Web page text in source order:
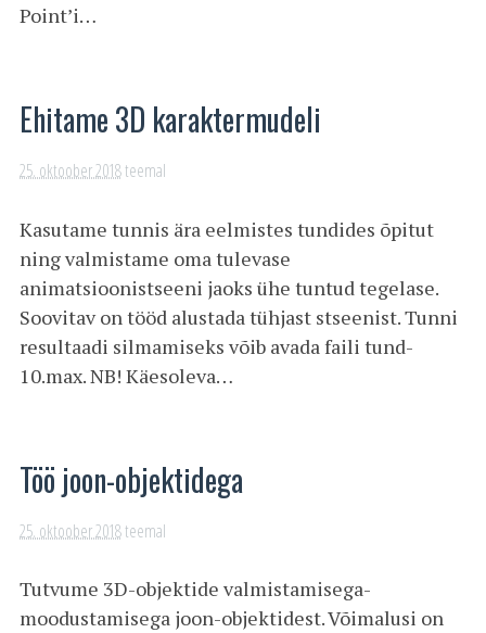
Point’i…
Ehitame 3D karaktermudeli
25. oktoober 2018teemal
Kasutame tunnis ära eelmistes tundides õpitut
ning valmistame oma tulevase
animatsioonistseeni jaoks ühe tuntud tegelase.
Soovitav on tööd alustada tühjast stseenist. Tunni
resultaadi silmamiseks võib avada faili tund-
10.max. NB! Käesoleva…
Töö joon-objektidega
25. oktoober 2018teemal
Tutvume 3D-objektide valmistamisega-
moodustamisega joon-objektidest. Võimalusi on